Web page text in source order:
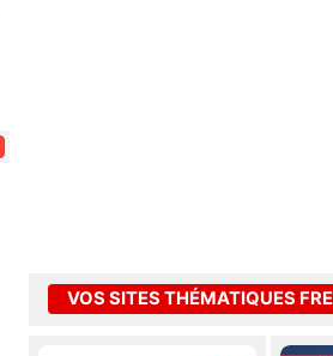
VOS SITES THÉMATIQUES